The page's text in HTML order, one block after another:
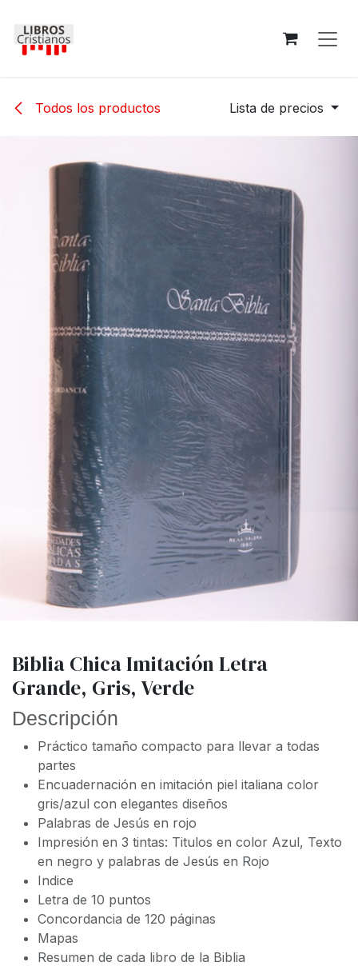
Todos los productos Lista de precios
Biblia Chica Imitación Letra
Grande, Gris, Verde
Descripción
Práctico tamaño compacto para llevar a todas
partes
Encuadernación en imitación piel italiana color
gris/azul con elegantes diseños
Palabras de Jesús en rojo
Impresión en 3 tintas: Titulos en color Azul, Texto
en negro y palabras de Jesús en Rojo
Indice
Letra de 10 puntos
Concordancia de 120 páginas
Mapas
Resumen de cada libro de la Biblia